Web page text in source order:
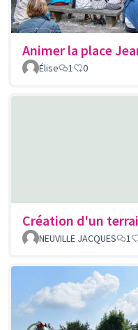
Animer la place
Élise
1 0
Création d'un
NEUVILLE JACQUES
1